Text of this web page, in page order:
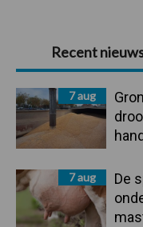
Primaire
Sidebar
Recent
7 aug
7 aug
De